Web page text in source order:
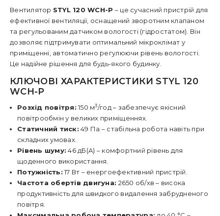
Вентилятор STYL 120 WCH-P – це сучасний пристрій для
ефективної вентиляції, оснащений зворотним клапаном
та регульованим датчиком вологості (гідростатом). Він
дозволяє підтримувати оптимальний мікроклімат у
приміщенні, автоматично регулюючи рівень вологості.
Це надійне рішення для будь-якого будинку.
КЛЮЧОВІ ХАРАКТЕРИСТИКИ STYL 120
WCH-P
Розхід повітря: 150 м3/год – забезпечує якісний
повітрообмін у великих приміщеннях.
Статичний тиск: 49 Па – стабільна робота навіть при
складних умовах.
Рівень шуму: 46 дБ(A) – комфортний рівень для
щоденного використання.
Потужність: 17 Вт – енергоефективний пристрій.
Частота обертів двигуна: 2650 об/хв – висока
продуктивність для швидкого видалення забрудненого
повітря.